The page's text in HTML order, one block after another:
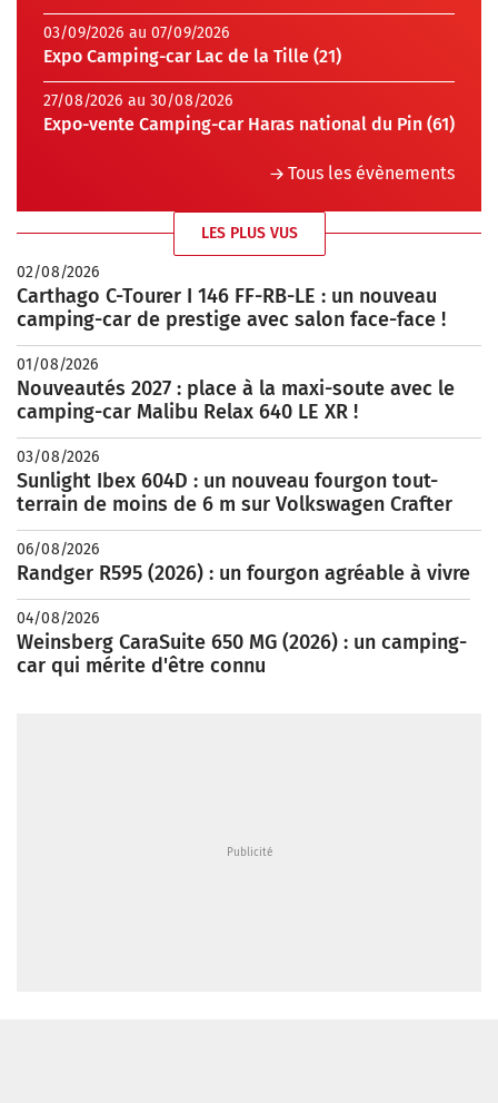
03/09/2026 au 07/09/2026
Expo Camping-car Lac de la Tille (21)
27/08/2026 au 30/08/2026
Expo-vente Camping-car Haras national du Pin (61)
Tous les évènements
LES PLUS VUS
02/08/2026
Carthago C-Tourer I 146 FF-RB-LE : un nouveau
camping-car de prestige avec salon face-face !
01/08/2026
Nouveautés 2027 : place à la maxi-soute avec le
camping-car Malibu Relax 640 LE XR !
03/08/2026
Sunlight Ibex 604D : un nouveau fourgon tout-
terrain de moins de 6 m sur Volkswagen Crafter
06/08/2026
Randger R595 (2026) : un fourgon agréable à vivre
04/08/2026
Weinsberg CaraSuite 650 MG (2026) : un camping-
car qui mérite d'être connu